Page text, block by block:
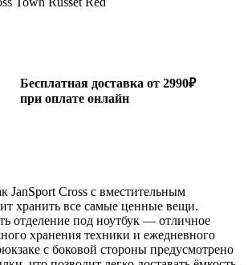
Бесплатная доставка от 2990₽
при оплате онлайн
JanSport Cross с вместительным
хранить все самые ценные вещи.
отделение под ноутбук — отличное
хранения техники и ежедневного
с боковой стороны предусмотрено